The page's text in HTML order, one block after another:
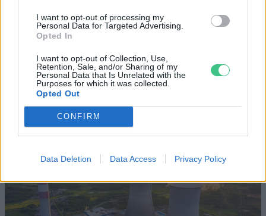
I want to opt-out of processing my
Personal Data for Targeted Advertising.
Opted In
I want to opt-out of Collection, Use,
Retention, Sale, and/or Sharing of my
Personal Data that Is Unrelated with the
Purposes for which it was collected.
Opted Out
CONFIRM
Data Deletion Data Access Privacy Policy
Britanniát is
Elképesztő felvétel mutatja meg,
mekkora a különbség az áradó és a
kiszáradó Duna között
ÉLŐ BOLYGÓNK